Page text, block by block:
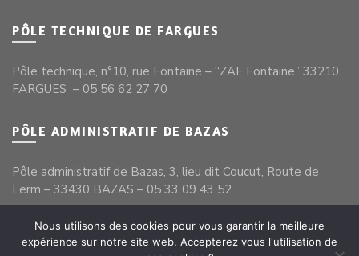
PÔLE TECHNIQUE DE FARGUES
Pôle technique, n°10, rue Fontaine – “ZAE Fontaine” 33210
FARGUES – 05 56 62 27 70
PÔLE ADMINISTRATIF DE BAZAS
Pôle administratif de Bazas, 3, lieu dit Coucut, Route de
Lerm – 33430 BAZAS – 05 33 09 43 52
Nous utilisons des cookies pour vous garantir la meilleure
expérience sur notre site web. Accepterez vous l'utilisation de